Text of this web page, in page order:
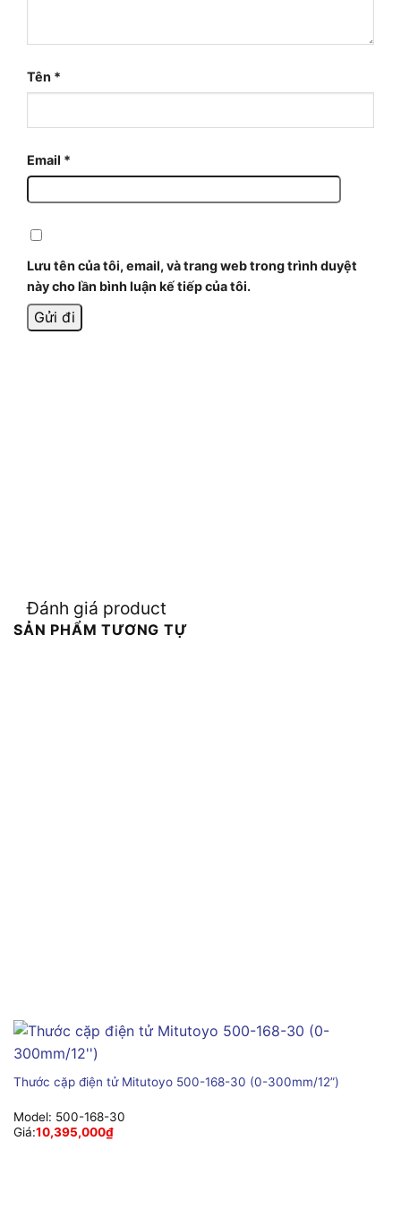
Tên *
Email *
Lưu tên của tôi, email, và trang web trong trình duyệt
này cho lần bình luận kế tiếp của tôi.
Đánh giá product
SẢN PHẨM TƯƠNG TỰ
Thước cặp điện tử Mitutoyo 500-168-30 (0-300mm/12”)
Model: 500-168-30
Giá:10,395,000₫